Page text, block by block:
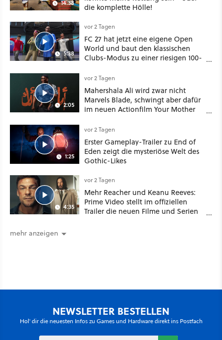
14:38
die komplette Hölle!
5:38
vor 2 Tagen
FC 27 hat jetzt eine eigene Open
World und baut den klassischen
Clubs-Modus zu einer riesigen 100-
2:05
vor 2 Tagen
Mahershala Ali wird zwar nicht
Marvels Blade, schwingt aber dafür
im neuen Actionfilm Your Mother
Schwert
1:25
vor 2 Tagen
Erster Gameplay-Trailer zu End of
Eden zeigt die mysteriöse Welt des
Gothic-Likes
4:35
vor 2 Tagen
Mehr Reacher und Keanu Reeves:
Prime Video stellt im offiziellen
Trailer die neuen Filme und Serien
mehr anzeigen
NEWSLETTER BESTELLEN
Hol' dir die neuesten Infos zu Games und Hardware direkt ins Postfach